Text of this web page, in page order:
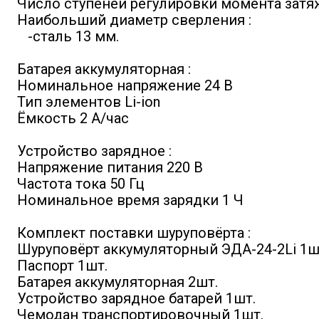
Число ступеней регулировки момента
Наибольший диаметр сверления :
-сталь 13 мм.
Батарея аккумуляторная :
Номинальное напряжение 24 В
Тип элементов Li-ion
Ёмкость 2 А/час
Устройство зарядное :
Напряжение питания 220 В
Частота тока 50 Гц
Номинальное время зарядки 1 Ч
Комплект поставки шуруповёрта :
Шуруповёрт аккумуляторный ЭДА-24-2Li
Паспорт 1шт.
Батарея аккумуляторная 2шт.
Устройство зарядное батарей 1шт.
Чемодан транспортировочный 1шт.